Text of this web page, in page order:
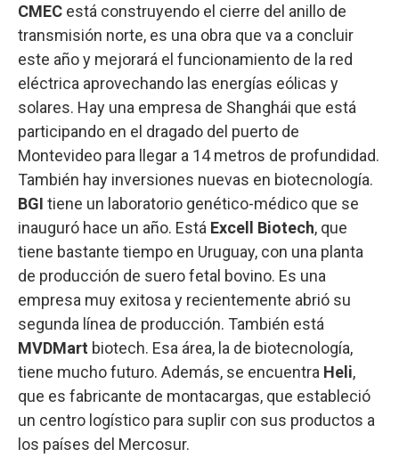
CMEC está construyendo el cierre del anillo de
transmisión norte, es una obra que va a concluir
este año y mejorará el funcionamiento de la red
eléctrica aprovechando las energías eólicas y
solares. Hay una empresa de Shanghái que está
participando en el dragado del puerto de
Montevideo para llegar a 14 metros de profundidad.
También hay inversiones nuevas en biotecnología.
BGI tiene un laboratorio genético-médico que se
inauguró hace un año. Está Excell Biotech, que
tiene bastante tiempo en Uruguay, con una planta
de producción de suero fetal bovino. Es una
empresa muy exitosa y recientemente abrió su
segunda línea de producción. También está
MVDMart biotech. Esa área, la de biotecnología,
tiene mucho futuro. Además, se encuentra Heli,
que es fabricante de montacargas, que estableció
un centro logístico para suplir con sus productos a
los países del Mercosur.